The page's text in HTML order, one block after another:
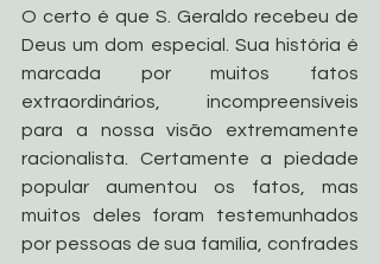
O certo é que S. Geraldo recebeu de
Deus um dom especial. Sua história é
marcada por muitos fatos
extraordinários, incompreensíveis
para a nossa visão extremamente
racionalista. Certamente a piedade
popular aumentou os fatos, mas
muitos deles foram testemunhados
por pessoas de sua família, confrades